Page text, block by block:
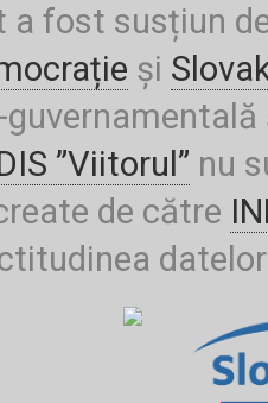
a fost susțiun
și
”Viitorul” nu
de către